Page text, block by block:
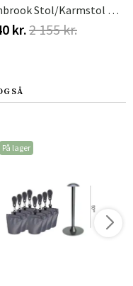
Hornbrook Stol/Karmstol Grå Polyrattan Inkl. Hynde Brafab
kr.2 155 kr.
På lager